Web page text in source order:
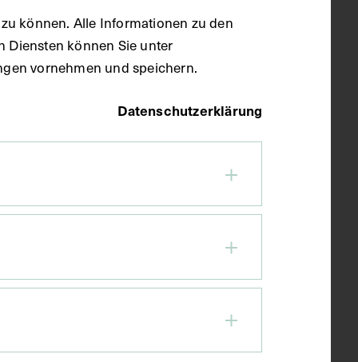
können. Alle Informationen zu den
Diensten können Sie unter
vornehmen und speichern.
Datenschutzerklärung